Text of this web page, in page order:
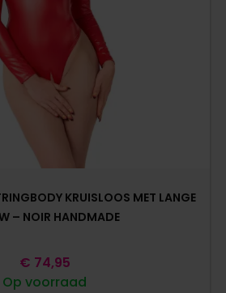
KRUISLOOS MET LANGE
– NOIR HANDMADE
Op voorraad
€ 74,95